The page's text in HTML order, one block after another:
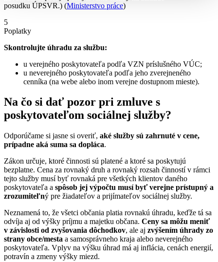
posudku ÚPSVR.) (Ministerstvo práce)
5
Poplatky
Skontrolujte úhradu za službu:
u verejného poskytovateľa podľa VZN príslušného VÚC;
u neverejného poskytovateľa podľa jeho zverejneného
cenníka (na webe alebo inom verejne dostupnom mieste).
Na čo si dať pozor pri zmluve s
poskytovateľom sociálnej služby?
Odporúčame si jasne si overiť, aké služby sú zahrnuté v cene,
prípadne aká suma sa dopláca.
Zákon určuje, ktoré činnosti sú platené a ktoré sa poskytujú
bezplatne. Cena za rovnaký druh a rovnaký rozsah činností v rámci
tejto služby musí byť rovnaká pre všetkých klientov daného
poskytovateľa a spôsob jej výpočtu musí byť verejne prístupný a
zrozumiteľný pre žiadateľov a prijímateľov sociálnej služby.
Neznamená to, že všetci občania platia rovnakú úhradu, keďže tá sa
odvíja aj od výšky príjmu a majetku občana. Ceny sa môžu meniť
v závislosti od zvyšovania dôchodkov, ale aj zvýšením úhrady zo
strany obce/mesta a samosprávneho kraja alebo neverejného
poskytovateľa. Vplyv na výšku úhrad má aj inflácia, cenách energií,
potravín a zmeny výšky miezd.